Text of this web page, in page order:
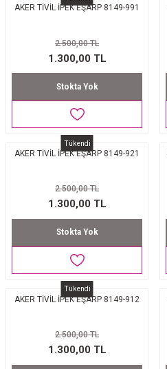
AKER TİVİL İPEK EŞARP 8149-991
2.500,00 TL
1.300,00 TL
Stokta Yok
Tükendi
AKER TİVİL İPEK EŞARP 8149-921
2.500,00 TL
1.300,00 TL
Stokta Yok
Tükendi
AKER TİVİL İPEK EŞARP 8149-912
2.500,00 TL
1.300,00 TL